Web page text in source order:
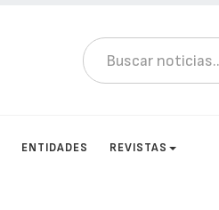
ENTIDADES REVISTAS